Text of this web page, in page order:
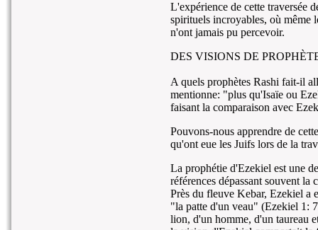
L'expérience de cette traversée
spirituels incroyables, où même
n'ont jamais pu percevoir.
DES VISIONS DE
A quels prophètes Rashi fait-il
mentionne: "plus qu'Isaïe ou
faisant la comparaison avec
Pouvons-nous apprendre de
qu'ont eue les Juifs lors de la
La prophétie d'Ezekiel est une
références dépassant souvent la
Près du fleuve Kebar, Ezekiel a
"la patte d'un veau" (Ezekiel 1:
lion, d'un homme, d'un taureau